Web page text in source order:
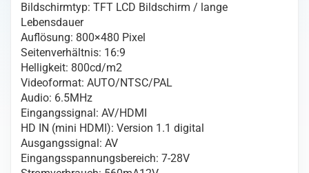
Bildschirmtyp: TFT LCD Bildschirm / lange
Lebensdauer
Auflösung: 800×480 Pixel
Seitenverhältnis: 16:9
Helligkeit: 800cd/m2
Videoformat: AUTO/NTSC/PAL
Audio: 6.5MHz
Eingangssignal: AV/HDMI
HD IN (mini HDMI): Version 1.1 digital
Ausgangssignal: AV
Eingangsspannungsbereich: 7-28V